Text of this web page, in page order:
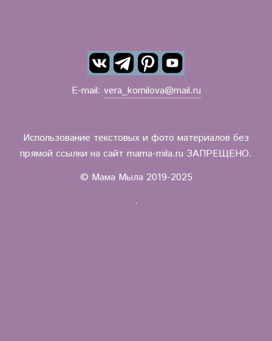
E-mail: vera_kornilova@mail.ru
Использование текстовых и фото материалов без
прямой ссылки на сайт mama-mila.ru ЗАПРЕЩЕНО.
© Мама Мыла 2019-2025
.